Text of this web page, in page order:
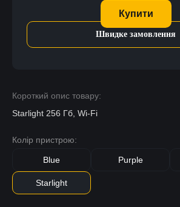
Короткий опис товару:
Starlight 256 Гб, Wi-Fi
Колір пристрою:
Blue Purple
Starlight
Купити
Швидке замовлення